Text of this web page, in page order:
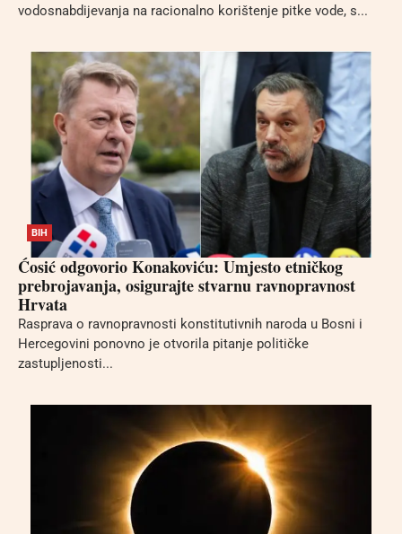
vodosnabdijevanja na racionalno korištenje pitke vode, s...
BIH
Ćosić odgovorio Konakoviću: Umjesto etničkog
prebrojavanja, osigurajte stvarnu ravnopravnost
Hrvata
Rasprava o ravnopravnosti konstitutivnih naroda u Bosni i
Hercegovini ponovno je otvorila pitanje političke
zastupljenosti...